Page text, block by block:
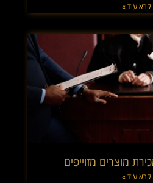
קרא עוד »
מוצרים מזוייפים
קרא עוד »